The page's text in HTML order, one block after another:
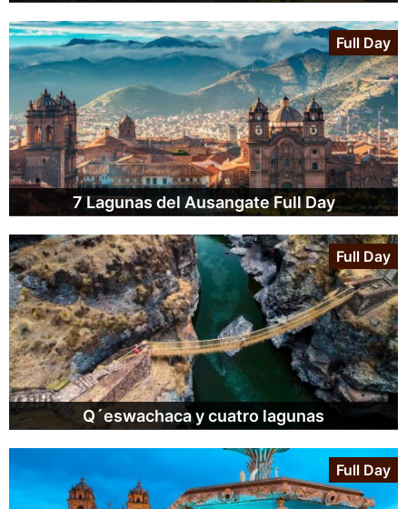
7 Lagunas del Ausangate Full Day
Full Day
Q´eswachaca y cuatro lagunas
Full Day
Full Day